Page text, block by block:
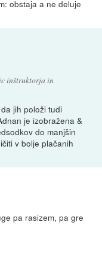
obstaja a ne deluje
inštruktorja in
jih položi tudi
je izobražena &
do manjšin
v bolje plačanih
pa rasizem, pa gre